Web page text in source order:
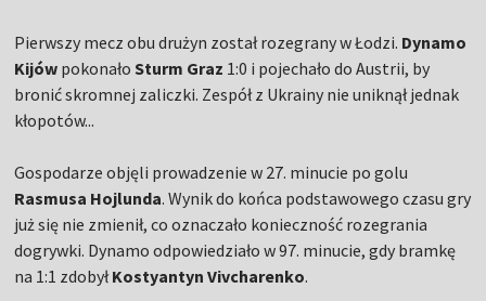
Pierwszy mecz obu drużyn został rozegrany w Łodzi. Dynamo
Kijów pokonałoSturm Graz 1:0 i pojechało do Austrii, by
bronić skromnej zaliczki. Zespół z Ukrainy nie uniknął jednak
kłopotów...
Gospodarze objęli prowadzenie w 27. minucie po golu
Rasmusa Hojlunda. Wynik do końca podstawowego czasu gry
już się nie zmienił, co oznaczało konieczność rozegrania
dogrywki. Dynamo odpowiedziało w 97. minucie, gdy bramkę
na 1:1 zdobyłKostyantyn Vivcharenko.